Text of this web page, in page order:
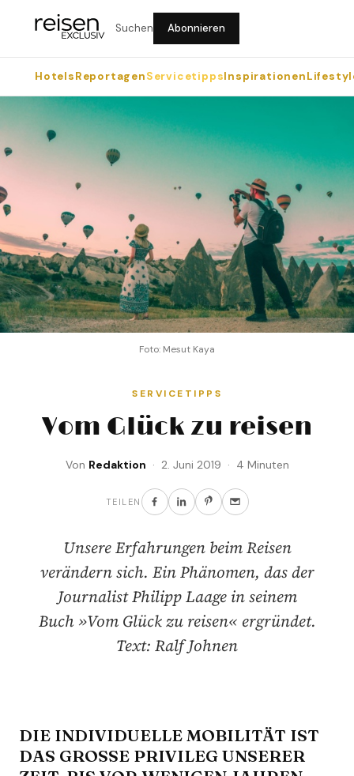
Suchen Abonnieren
HotelsReportagenServicetippsInspirationen
Foto: Mesut Kaya
SERVICETIPPS
Vom Glück zu reisen
Von Redaktion · 2. Juni 2019 · 4 Minuten
TEILEN
Unsere Erfahrungen beim Reisen
verändern sich. Ein Phänomen, das der
Journalist Philipp Laage in seinem
Buch »Vom Glück zu reisen« ergründet.
Text: Ralf Johnen
DIE INDIVIDUELLE MOBILITÄT IST
DAS GROSSE PRIVILEG UNSERER Z